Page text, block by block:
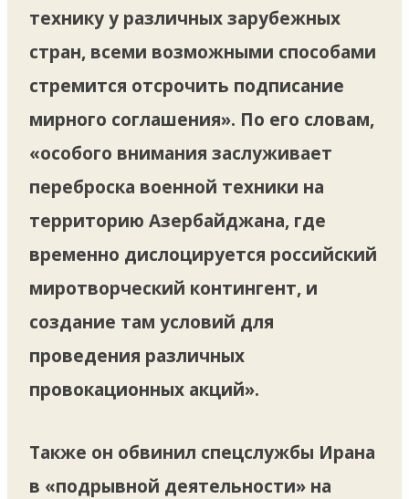
технику у различных зарубежных
стран, всеми возможными способами
стремится отсрочить подписание
мирного соглашения». По его словам,
«особого внимания заслуживает
переброска военной техники на
территорию Азербайджана, где
временно дислоцируется российский
миротворческий контингент, и
создание там условий для
проведения различных
провокационных акций».
Также он обвинил спецслужбы Ирана
в «подрывной деятельности» на